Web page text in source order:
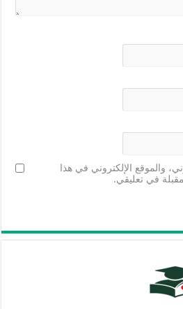
والموقع الإلكتروني في هذا
في تعليقي.